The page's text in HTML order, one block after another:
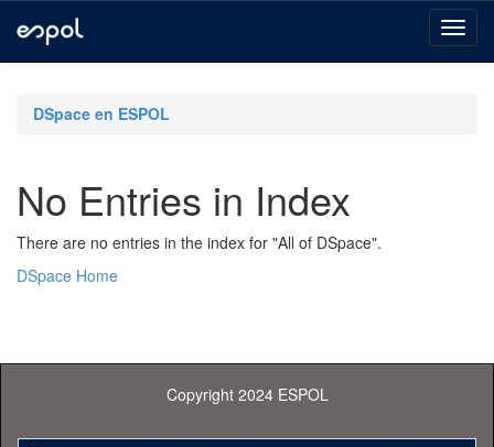
navigationDSpace en ESPOL
No Entries in Index
There are no entries in the index for "All of DSpace".
DSpace Home
Copyright 2024 ESPOL